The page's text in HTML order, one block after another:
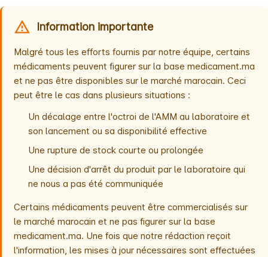
Information importante
Malgré tous les efforts fournis par notre équipe, certains
médicaments peuvent figurer sur la base medicament.ma
et ne pas être disponibles sur le marché marocain. Ceci
peut être le cas dans plusieurs situations :
Un décalage entre l'octroi de l'AMM au laboratoire et
son lancement ou sa disponibilité effective
Une rupture de stock courte ou prolongée
Une décision d'arrêt du produit par le laboratoire qui
ne nous a pas été communiquée
Certains médicaments peuvent être commercialisés sur
le marché marocain et ne pas figurer sur la base
medicament.ma. Une fois que notre rédaction reçoit
l'information, les mises à jour nécessaires sont effectuées